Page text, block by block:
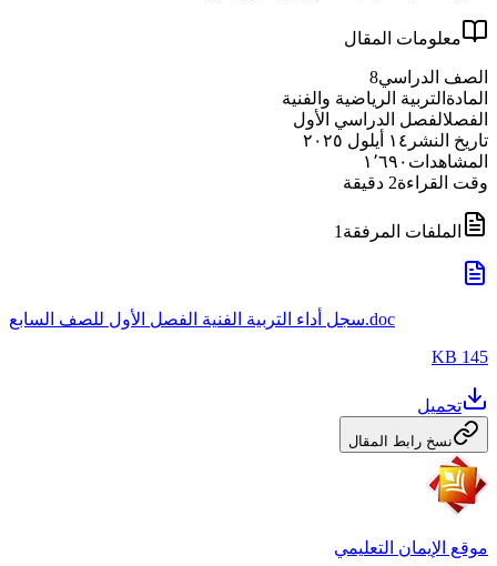
معلومات المقال
الصف الدراسي8
المادة التربية الرياضية والفنية
الفصلالفصل الدراسي الأول
تاريخ النشر ١٤ أيلول ٢٠٢٥
المشاهدات ١٬٦٩٠
وقت القراءة2 دقيقة
الملفات المرفقة 1
سجل أداء التربية الفنية الفصل الأول للصف السابع.doc
145 KB
تحميل
نسخ رابط المقال
موقع الإيمان التعليمي